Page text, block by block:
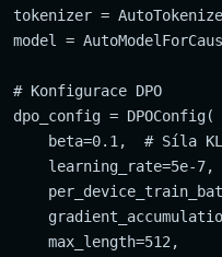
tokenizer =
model =
# Konfigurace DPO
dpo_config = DPOConfig(
beta=0.1,  # Síla
    learning_rate=5e-7,
    max_length=512,